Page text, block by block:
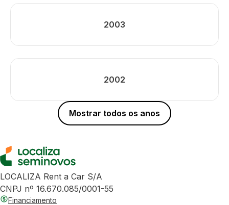
2003
2002
Mostrar todos os anos
LOCALIZA Rent a Car S/A
CNPJ nº 16.670.085/0001-55
Financiamento